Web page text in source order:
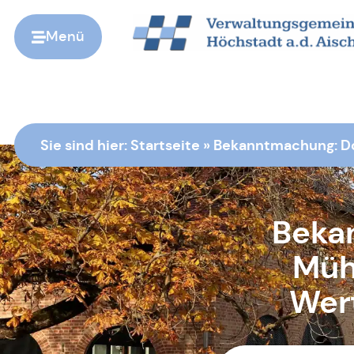
Menü
Sie sind hier: Startseite » Bekanntmachung: